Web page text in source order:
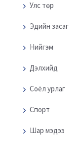
Улс төр
Эдийн засаг
Нийгэм
Дэлхийд
Соёл урлаг
Спорт
Шар мэдээ